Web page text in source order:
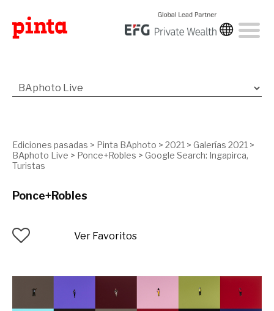
Ediciones pasadas > Pinta BAphoto > 2021 > Galerías 2021 >
BAphoto Live > Ponce+Robles > Google Search: Ingapirca,
Turistas
Ponce+Robles
Ver Favoritos